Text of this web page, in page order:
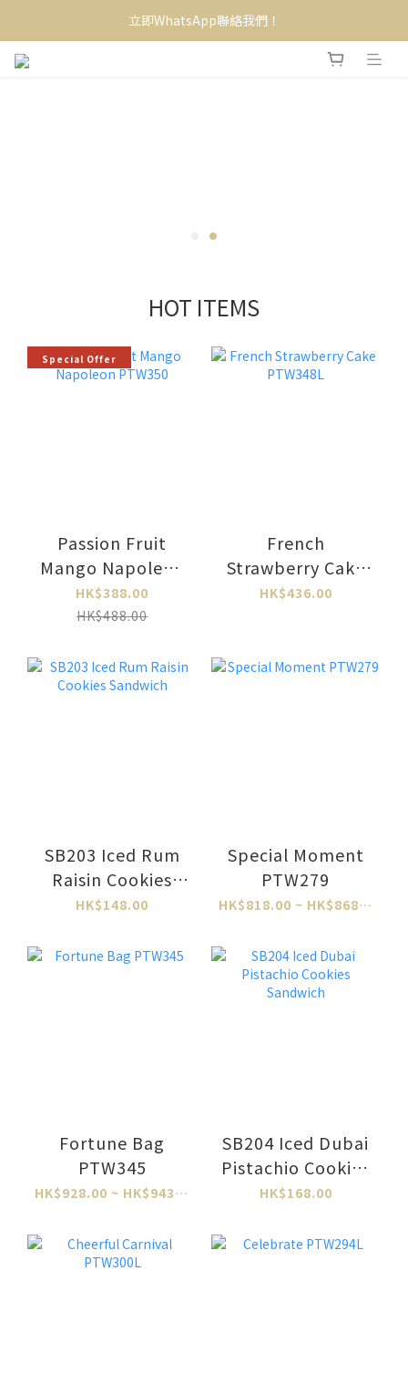
立即WhatsApp聯絡我們！
HOT ITEMS
Special Offer
Passion Fruit
Mango Napoleon
PTW350
HK$388.00
HK$488.00
French
Strawberry Cake
PTW348L
HK$436.00
SB203 Iced Rum
Raisin Cookies
Sandwich
HK$148.00
Special Moment
PTW279
HK$818.00 ~ HK$868.00
Fortune Bag
PTW345
HK$928.00 ~ HK$943.00
SB204 Iced Dubai
Pistachio Cookies
Sandwich
HK$168.00